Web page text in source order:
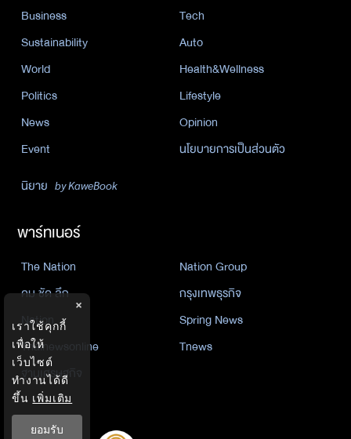
Business
Tech
Sustainability
Auto
World
Health&Wellness
Politics
Lifestyle
News
Opinion
Event
นโยบายการเป็นส่วนตัว
นิยาย by KaweBook
พาร์ทเนอร์
The Nation
Nation Group
คม ชัด ลึก
กรุงเทพธุรกิจ
Nation
Spring News
Thainewsonline
Tnews
ฐานเศรษฐกิจ
×
เราใช้คุกกี้
เพื่อให้
เว็บไซต์
ทำงานได้ดี
ขึ้น เพิ่มเติม
ยอมรับ